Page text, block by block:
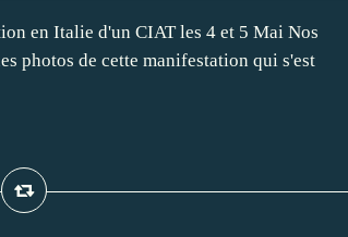
en Italie d'un CIAT les 4 et 5 Mai Nos
photos de cette manifestation qui s'est